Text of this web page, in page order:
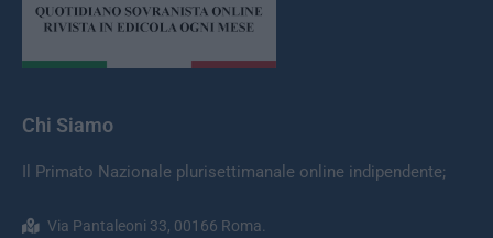
Chi Siamo
Il Primato Nazionale plurisettimanale online indipendente;
Via Pantaleoni 33, 00166 Roma.